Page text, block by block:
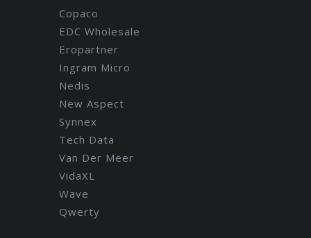
Copaco
EDC Wholesale
Eropartner
Ingram Micro
Nedis
New Aspect
Synnex
Tech Data
Van Der Meer
VidaXL
Wave
Qwerty